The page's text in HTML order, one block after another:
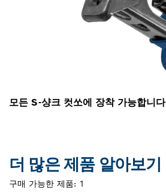
모든 S-샹크 컷쏘에 장착 가능합니다
더 많은 제품 알아보기
구매 가능한 제품: 1